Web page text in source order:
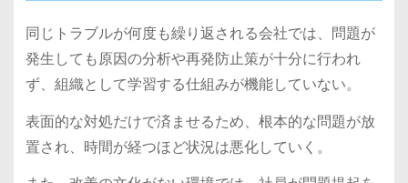
同じトラブルが何度も繰り返される会社では、問題が
発生しても原因の分析や再発防止策が十分に行われ
ず、組織として学習する仕組みが機能していない。
表面的な対処だけで済ませるため、根本的な問題が放
置され、時間が経つほど状況は悪化していく。